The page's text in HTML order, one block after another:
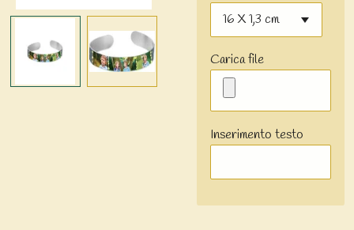
Carica file
Inserimento testo